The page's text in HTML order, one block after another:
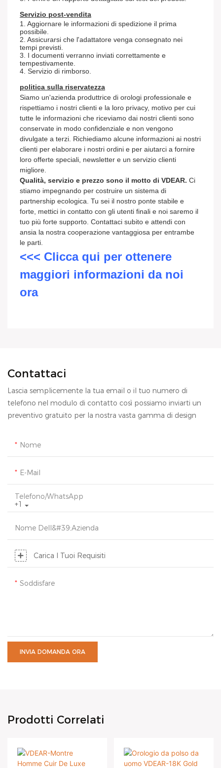
Servizio post-vendita
1. Aggiornare le informazioni di spedizione il prima
possibile.
2. Assicurarsi che l'adattatore venga consegnato nei
tempi previsti.
3. I documenti verranno inviati correttamente e
tempestivamente.
4. Servizio di rimborso.
politica sulla riservatezza
Siamo un'azienda produttrice di orologi professionale e
rispettiamo i nostri clienti e la loro privacy, motivo per cui
tutte le informazioni che riceviamo dai nostri clienti sono
conservate in modo confidenziale e non vengono
divulgate a terzi. Richiediamo alcune informazioni ai nostri
clienti per elaborare i nostri ordini e per aiutarci a fornire
loro offerte speciali, newsletter e un servizio clienti
migliore.
Qualità, servizio e prezzo sono il motto di VDEAR. Ci
stiamo impegnando per costruire un sistema di
partnership ecologica. Tu sei il nostro ponte stabile e
forte, mettici in contatto con gli utenti finali e noi saremo il
tuo più forte supporto. Contattaci subito e attendi con
ansia la nostra cooperazione vantaggiosa per entrambe
le parti.
<<< Clicca qui per ottenere
maggiori informazioni da noi
ora
Contattaci
Lascia semplicemente la tua email o il tuo numero di
telefono nel modulo di contatto così possiamo inviarti un
preventivo gratuito per la nostra vasta gamma di design
Nome
E-Mail
+1
Telefono/WhatsApp
Nome Dell&#39;azienda
Carica I Tuoi Requisiti
Soddisfare
INVIA DOMANDA ORA
Prodotti Correlati